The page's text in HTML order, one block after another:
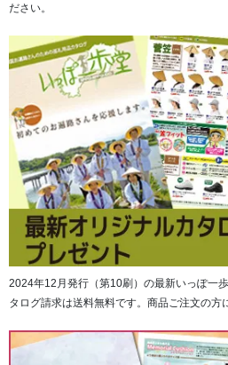
ださい。
2024年12月発行（第10刷）の最新いっぽ一
タログ請求は送料無料です。商品ご注文の方